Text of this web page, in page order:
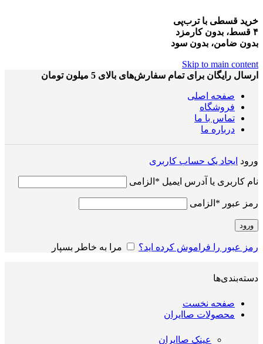
خرید قسطی با ترب‌پی
۴ قسط، بدون کارمزد
بدون ضامن، بدون سود
Skip to main content
ارسال رایگان برای تمام سفارش‌های بالای 5 میلون تومان
صفحه اصلی
فروشگاه
تماس با ما
درباره ما
ورود ایجاد یک حساب کاربری
نام کاربری یا آدرس ایمیل * الزامی
رمز عبور * الزامی
ورود
رمز عبور را فراموش کرده اید؟ مرا به خاطر بسپار
دسته‌بندی‌ها
صفحه نخست
محصولات صاایران
عینک صاایران